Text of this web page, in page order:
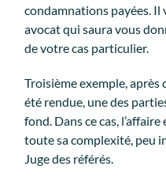
condamnations payées.
avocat qui saura vous
de votre cas particulier.
Troisième exemple, après
été rendue, une des
fond. Dans ce cas,
toute sa complexité, peu
Juge des référés.